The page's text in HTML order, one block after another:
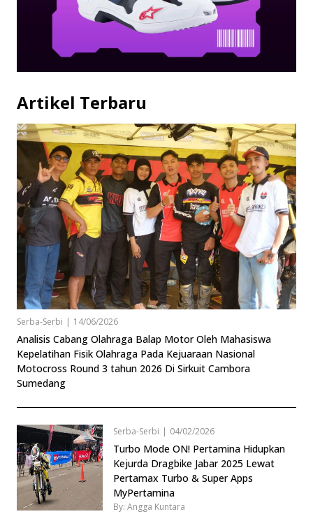
Artikel Terbaru
Serba-Serbi | 14/06/2026
Analisis Cabang Olahraga Balap Motor Oleh Mahasiswa
Kepelatihan Fisik Olahraga Pada Kejuaraan Nasional
Motocross Round 3 tahun 2026 Di Sirkuit Cambora
Sumedang
Serba-Serbi | 04/02/2026
Turbo Mode ON! Pertamina Hidupkan
Kejurda Dragbike Jabar 2025 Lewat
Pertamax Turbo & Super Apps
MyPertamina
By: Angga Kuntara